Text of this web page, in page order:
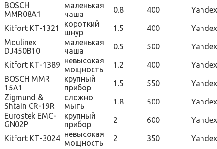
BOSCH
MMR08A1
маленькая
чаша
0.8 400
Kitfort KT-1321
короткий
шнур
1.5 400
Moulinex
DJ450B10
маленькая
чаша
0.5 500
Kitfort КТ-1389
невысокая
мощность
1.2 400
BOSCH MMR
15A1
крупный
прибор
1.5 550
Zigmund &
Shtain CR-19R
сложно
мыть
1.8 500
Eurostek EMC-
GN02P
крупный
прибор
2 600
Kitfort КТ-3024 невысокая
мощность
2 350